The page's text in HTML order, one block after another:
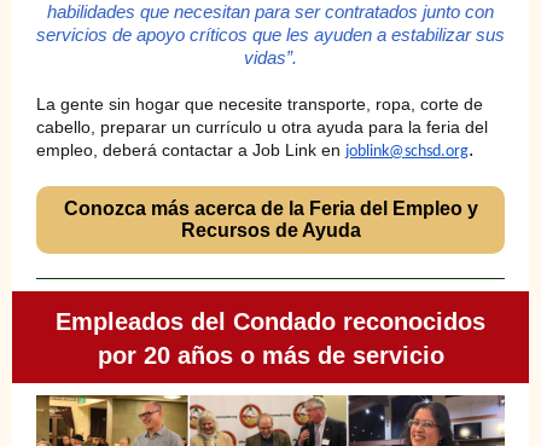
habilidades que necesitan para ser contratados junto con
servicios de apoyo críticos que les ayuden a estabilizar sus
vidas”.
La gente sin hogar que necesite transporte, ropa, corte de
cabello, preparar un currículo u otra ayuda para la feria del
empleo, deberá contactar a Job Link en joblink@schsd.org.
Conozca más acerca de la Feria del Empleo y
Recursos de Ayuda
Empleados del Condado reconocidos
por 20 años o más de servicio